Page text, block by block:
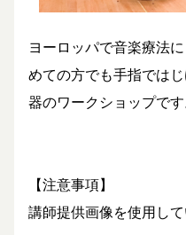
ヨーロッパで音楽療法
めての方でも手指では
器のワークショップです
【注意事項】
講師提供画像を使用して